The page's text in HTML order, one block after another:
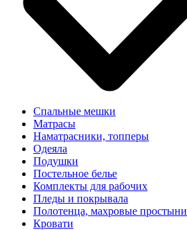
Спальные мешки
Матрасы
Наматрасники, топперы
Одеяла
Подушки
Постельное белье
Комплекты для рабочих
Пледы и покрывала
Полотенца, махровые простыни
Кровати